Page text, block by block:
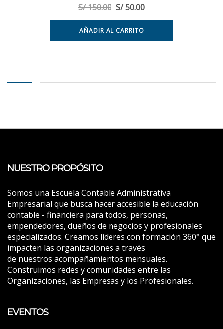
S/150.00 S/50.00
AÑADIR AL CARRITO
NUESTRO PROPÓSITO
Somos una Escuela Contable Administrativa
Empresarial que busca hacer accesible la educación
contable - financiera para todos, personas,
empendedores, dueños de negocios y profesionales
especializados. Creamos líderes con formación 360° que
impacten las organizaciones a través
de nuestros acompañamientos mensuales.
Construimos redes y comunidades entre las
Organizaciones, las Empresas y los Profesionales.
EVENTOS